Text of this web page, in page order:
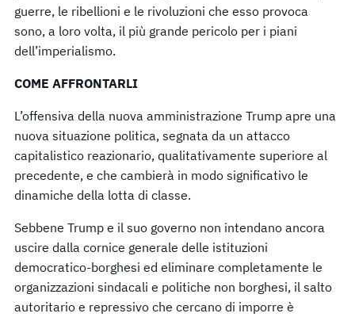
guerre, le ribellioni e le rivoluzioni che esso provoca
sono, a loro volta, il più grande pericolo per i piani
dell’imperialismo.
COME AFFRONTARLI
L’offensiva della nuova amministrazione Trump apre una
nuova situazione politica, segnata da un attacco
capitalistico reazionario, qualitativamente superiore al
precedente, e che cambierà in modo significativo le
dinamiche della lotta di classe.
Sebbene Trump e il suo governo non intendano ancora
uscire dalla cornice generale delle istituzioni
democratico-borghesi ed eliminare completamente le
organizzazioni sindacali e politiche non borghesi, il salto
autoritario e repressivo che cercano di imporre è